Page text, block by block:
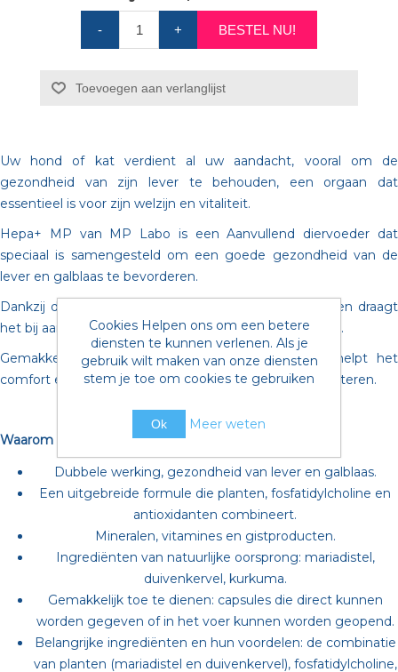
- + BESTEL NU!
Toevoegen aan verlanglijst
Uw hond of kat verdient al uw aandacht, vooral om de
gezondheid van zijn lever te behouden, een orgaan dat
essentieel is voor zijn welzijn en vitaliteit.
Hepa+ MP van MP Labo is een Aanvullend diervoeder dat
speciaal is samengesteld om een goede gezondheid van de
lever en galblaas te bevorderen.
Dankzij de combinatie van geselecteerde ingrediënten draagt
het bij aan een goede werking van de lever en galblaas.
Gemakkelijk in het dagelijks leven te integreren, helpt het
comfort en de levenskwaliteit van uw huisdier te verbeteren.
Waarom kiezen voor Hepa+ MP?
Dubbele werking, gezondheid van lever en galblaas.
Een uitgebreide formule die planten, fosfatidylcholine en
antioxidanten combineert.
Mineralen, vitamines en gistproducten.
Ingrediënten van natuurlijke oorsprong: mariadistel,
duivenkervel, kurkuma.
Gemakkelijk toe te dienen: capsules die direct kunnen
worden gegeven of in het voer kunnen worden geopend.
Belangrijke ingrediënten en hun voordelen: de combinatie
van planten (mariadistel en duivenkervel), fosfatidylcholine,
Cookies Helpen ons om een betere
diensten te kunnen verlenen. Als je
gebruik wilt maken van onze diensten
stem je toe om cookies te gebruiken
Ok Meer weten